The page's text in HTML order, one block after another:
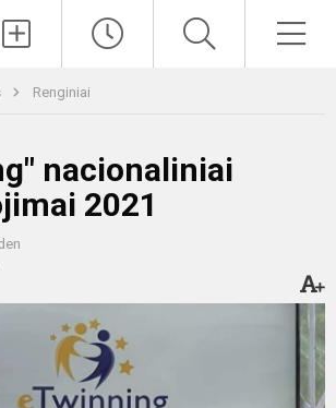
Renginiai
nacionaliniai
2021